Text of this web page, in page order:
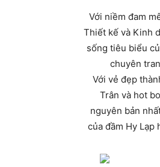
Với niềm đam
Thiết kế và Kinh
sống tiêu biểu
chuyên
Với vẻ đẹp
Trân và hot
nguyên bản
của đầm Hy Lạp